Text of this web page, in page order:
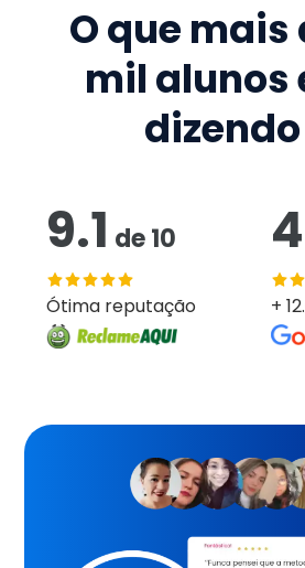
O que mais
mil alunos
dizendo
9.1 de10
Ótima reputação +